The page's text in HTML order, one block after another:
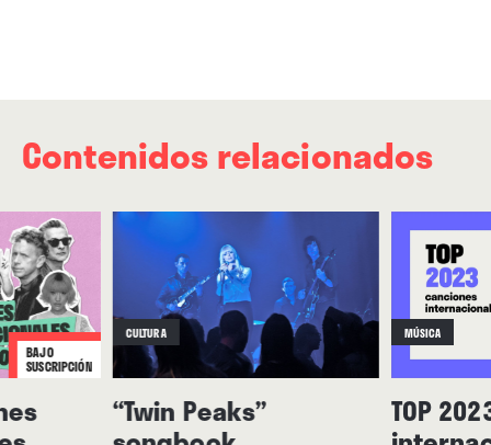
Contenidos relacionados
BAJO
SUSCRIPCIÓN
CULTURA
“Twin Peaks”
MÚSICA
TOP